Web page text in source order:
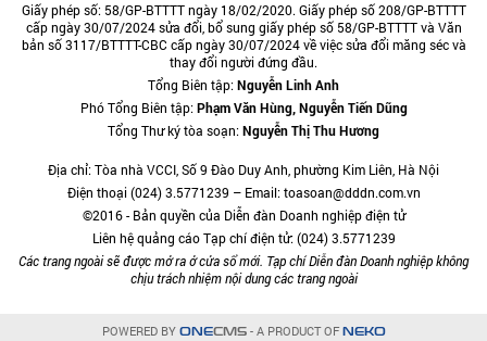
Giấy phép số: 58/GP-BTTTT ngày 18/02/2020. Giấy phép số 208/GP-BTTTT
cấp ngày 30/07/2024 sửa đổi, bổ sung giấy phép số 58/GP-BTTTT và Văn
bản số 3117/BTTTT-CBC cấp ngày 30/07/2024 về việc sửa đổi măng séc và
thay đổi người đứng đầu.
Tổng Biên tập:Nguyễn Linh Anh
Phó Tổng Biên tập:Phạm Văn Hùng, Nguyễn Tiến Dũng
Tổng Thư ký tòa soạn:Nguyễn Thị Thu Hương
Địa chỉ: Tòa nhà VCCI, Số 9 Đào Duy Anh, phường Kim Liên, Hà Nội
Điện thoại (024) 3.5771239 – Email: toasoan@dddn.com.vn
©2016 - Bản quyền của Diễn đàn Doanh nghiệp điện tử
Liên hệ quảng cáo Tạp chí điện tử: (024) 3.5771239
Các trang ngoài sẽ được mở ra ở cửa sổ mới. Tạp chí Diễn đàn Doanh nghiệp không
chịu trách nhiệm nội dung các trang ngoài
POWERED BY ONECMS- A PRODUCT OF NEKO